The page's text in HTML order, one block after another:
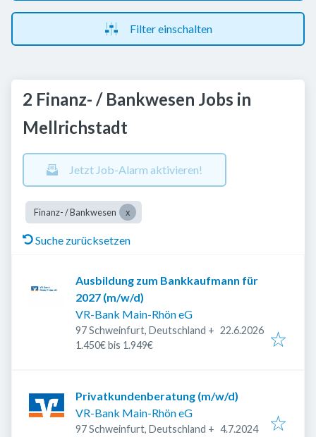
Filter einschalten
2 Finanz- / Bankwesen Jobs in
Mellrichstadt
Jetzt Job-Alarm aktivieren!
Finanz- / Bankwesen
Suche zurücksetzen
Ausbildung zum Bankkaufmann für
2027 (m/w/d)
VR-Bank Main-Rhön eG
97 Schweinfurt, Deutschland + Veröffentlicht
22.6.2026
1.450€ bis 1.949€
Privatkundenberatung (m/w/d)
VR-Bank Main-Rhön eG
97 Schweinfurt, Deutschland + Veröffentlicht
4.7.2024